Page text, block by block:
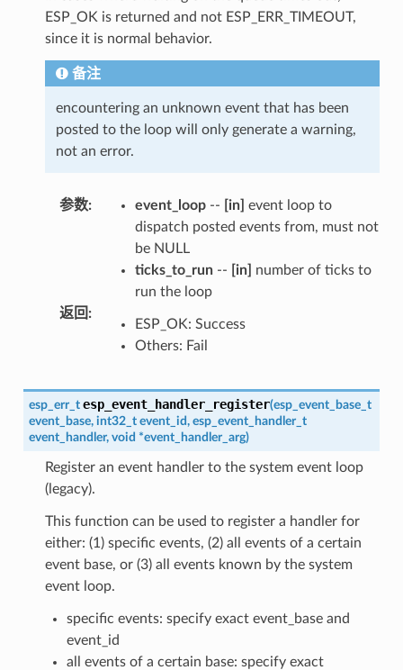
ESP_OK is returned and not ESP_ERR_TIMEOUT,
since it is normal behavior.
备注
encountering an unknown event that has been
posted to the loop will only generate a warning,
not an error.
参数: event_loop-- [in] event loop to
dispatch posted events from, must not
be NULL
ticks_to_run-- [in]
number of ticks to
run the loop
返回 :
ESP_OK: Success
Others: Fail
esp_err_t esp_event_handler_register(esp_event_base_t
event_base, int32_t event_id, esp_event_handler_t
event_handler, void *event_handler_arg)
Register an event handler to the system event loop
(legacy).
This function can be used to register a handler for
either: (1) specific events, (2) all events of a certain
event base, or (3) all events known by the system
event loop.
specific events: specify exact event_base and
event_id
all events of a certain base: specify exact